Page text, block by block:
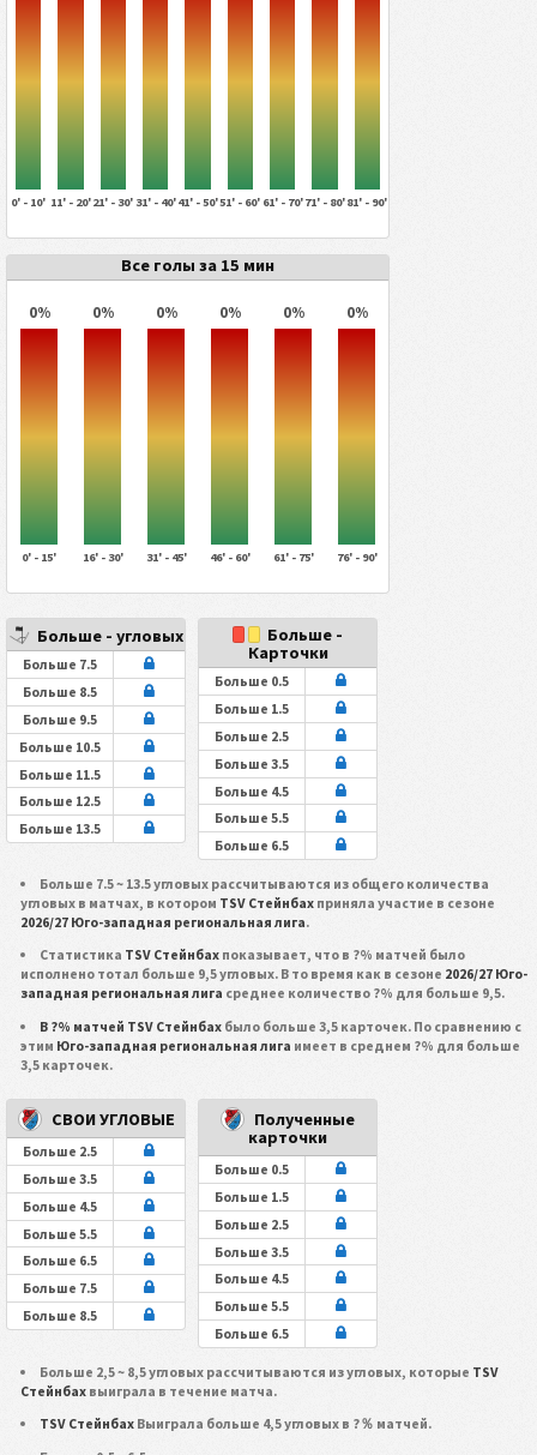
0' - 10' 11' - 20'21' - 30' 31' - 40'41' - 50'51' - 60' 61' - 70'71' - 80'81' - 90'
Все голы за 15 мин
0% 0% 0% 0% 0% 0%
0' - 15' 16' - 30' 31' - 45' 46' - 60' 61' - 75' 76' - 90'
Больше - угловых
Больше 7.5
Больше 8.5
Больше 9.5
Больше 10.5
Больше 11.5
Больше 12.5
Больше 13.5
Больше -
Карточки
Больше 0.5
Больше 1.5
Больше 2.5
Больше 3.5
Больше 4.5
Больше 5.5
Больше 6.5
Больше 7.5 ~ 13.5 угловых рассчитываются из общего количества
угловых в матчах, в котором TSV Стейнбахприняла участие в сезоне
2026/27 Юго-западная региональная лига.
Статистика TSV Стейнбах показывает, что в ?% матчей было
исполнено тотал больше 9,5 угловых. В то время как в сезоне 2026/27 Юго-
западная региональная лига среднее количество ?% для больше 9,5.
В ?% матчей TSV Стейнбах было больше 3,5 карточек. По сравнению с
этим Юго-западная региональная лига имеет в среднем ?% для больше
3,5 карточек.
СВОИ УГЛОВЫЕ
Больше 2.5
Больше 3.5
Больше 4.5
Больше 5.5
Больше 6.5
Больше 7.5
Больше 8.5
Полученные
карточки
Больше 0.5
Больше 1.5
Больше 2.5
Больше 3.5
Больше 4.5
Больше 5.5
Больше 6.5
Больше 2,5 ~ 8,5 угловых рассчитываются из угловых, которые TSV
Стейнбахвыиграла в течение матча.
TSV Стейнбах Выиграла больше 4,5 угловых в ?％ матчей.